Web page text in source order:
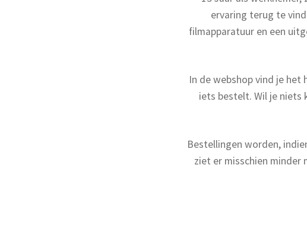
ervaring terug te
filmapparatuur en een
In de webshop vind je het
iets bestelt. Wil je niets
Bestellingen worden,
ziet er misschien minder